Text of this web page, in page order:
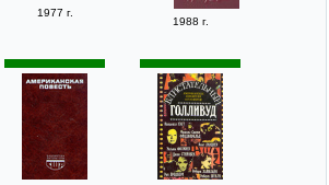
1977 г.
1988 г.